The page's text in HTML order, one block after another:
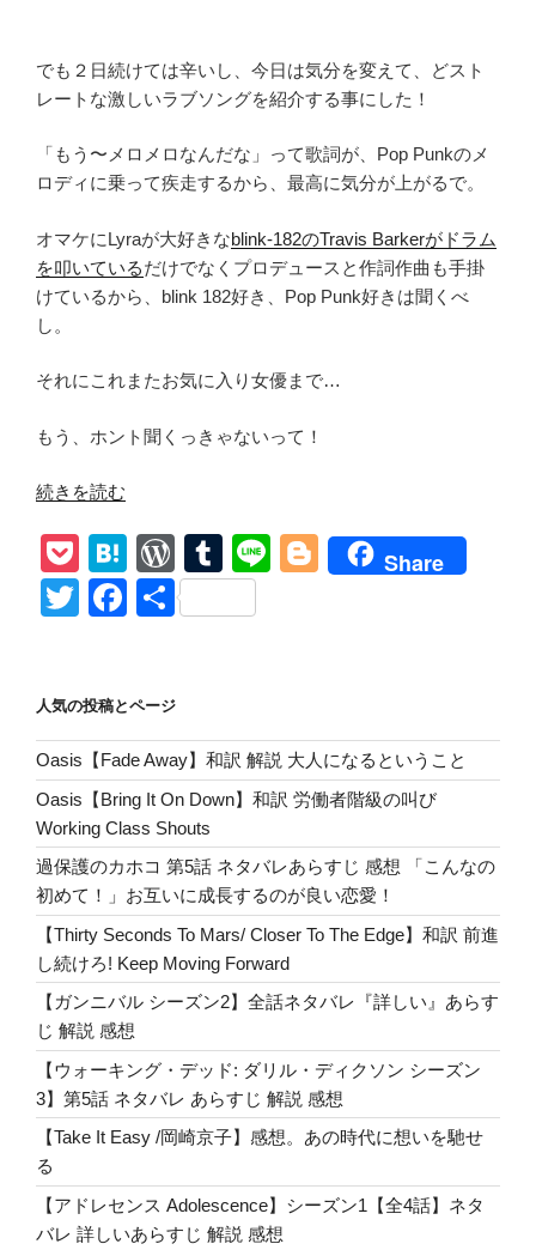
でも２日続けては辛いし、今日は気分を変えて、どスト
レートな激しいラブソングを紹介する事にした！
「もう〜メロメロなんだな」って歌詞が、Pop Punkのメ
ロディに乗って疾走するから、最高に気分が上がるで。
オマケにLyraが大好きなblink-182のTravis Barkerがドラム
を叩いているだけでなくプロデュースと作詞作曲も手掛
けているから、blink 182好き、Pop Punk好きは聞くべ
し。
それにこれまたお気に入り女優まで…
もう、ホント聞くっきゃないって！
“和
【Machine
Gun
Kelly/
マ
シ
ン・
ガ
ン・
ケ
リ
ー
の
魅
力
と
ギ
ャ
ッ
プ
萌
え〜
Be
続きを読む
P
o
ck
H
at
e
a
W
or
d
e
ss
T
u
m
Li
Bl
Share
T
er
F
e
b
o
o
k
共
人気の投稿とページ
Oasis【Fade Away】和訳 解説 大人になるということ
Oasis【Bring It On Down】和訳 労働者階級の叫び
Working Class Shouts
過保護のカホコ 第5話 ネタバレあらすじ 感想 「こんなの
初めて！」お互いに成長するのが良い恋愛！
【Thirty Seconds To Mars/ Closer To The Edge】和訳 前進
し続けろ! Keep Moving Forward
【ガンニバル シーズン2】全話ネタバレ『詳しい』あらす
じ 解説 感想
【ウォーキング・デッド: ダリル・ディクソン シーズン
3】第5話 ネタバレ あらすじ 解説 感想
【Take It Easy /岡崎京子】感想。あの時代に想いを馳せ
る
【アドレセンス Adolescence】シーズン1【全4話】ネタ
バレ 詳しいあらすじ 解説 感想